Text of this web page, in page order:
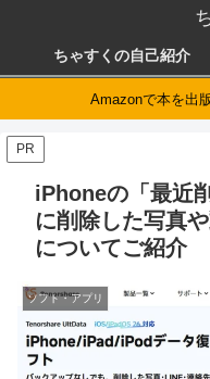
ちゃすくの自己紹介
Amazonで本を出
PR
iPhoneの「最近
に削除した写真
についてご紹介
ソフト・アプリ